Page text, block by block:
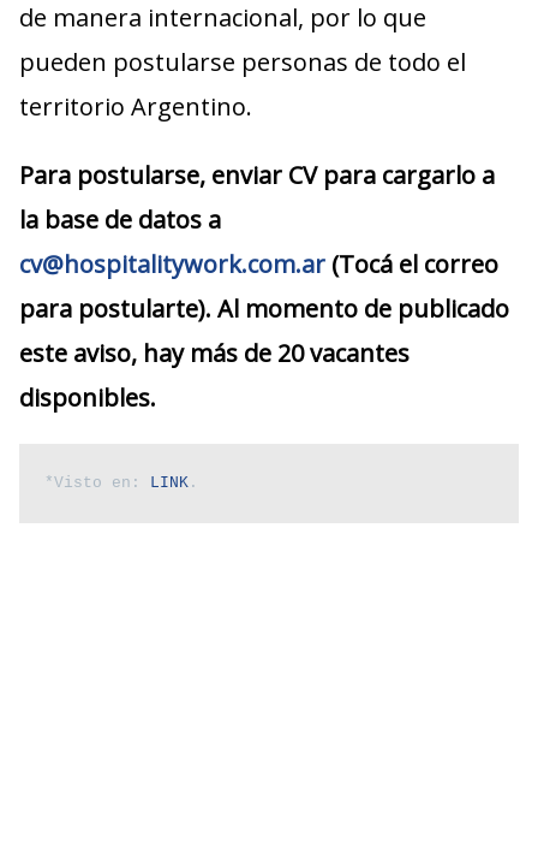
de manera internacional, por lo que
pueden postularse personas de todo el
territorio Argentino.
Para postularse, enviar CV para cargarlo a
la base de datos a
cv@hospitalitywork.com.ar (Tocá el correo
para postularte). Al momento de publicado
este aviso, hay más de 20 vacantes
disponibles.
*Visto en: LINK.